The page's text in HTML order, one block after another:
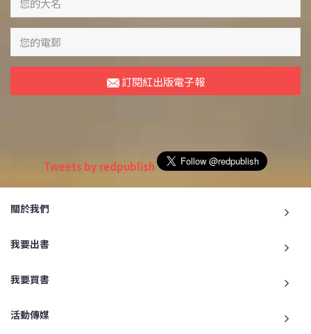
訂閱紅出版電子報
Tweets by redpublish
關於我們
我要出書
我要買書
活動傳媒